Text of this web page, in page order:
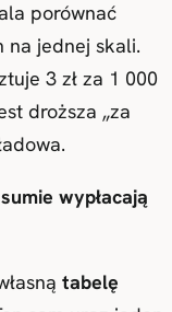
porównać
na jednej skali.
3 zł za 1 000
droższa „za
wypłacają
tabelę